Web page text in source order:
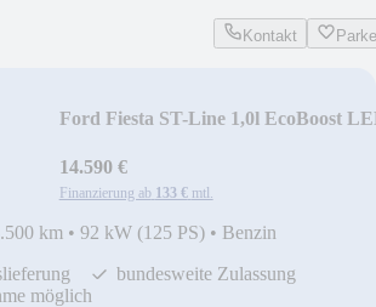
Kontakt
Ford Fiesta ST-Line 1,0l EcoBoost
14.590 €
Finanzierung ab 133 € mtl.
km • 92 kW (125 PS) • Benzin
bundesweite Zulassung
möglich